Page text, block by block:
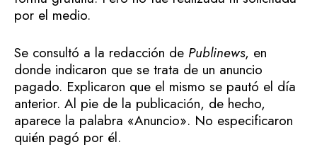
por el medio.
Se consultó a la redacción de Publinews, en
donde indicaron que se trata de un anuncio
pagado. Explicaron que el mismo se pautó el día
anterior. Al pie de la publicación, de hecho,
aparece la palabra «Anuncio». No especificaron
quién pagó por él.